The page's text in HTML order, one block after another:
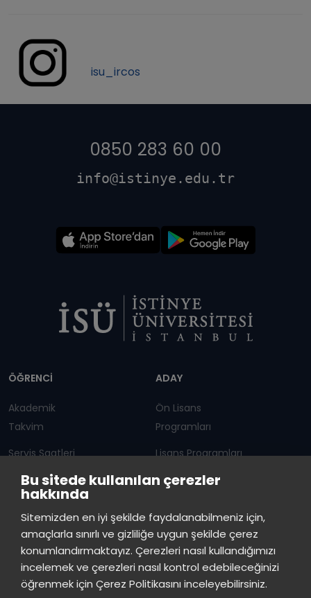
Bu sitede kullanılan çerezler
hakkında
Sitemizden en iyi şekilde faydalanabilmeniz için,
amaçlarla sınırlı ve gizliliğe uygun şekilde çerez
konumlandırmaktayız. Çerezleri nasıl kullandığımızı
incelemek ve çerezleri nasıl kontrol edebileceğinizi
öğrenmek için Çerez Politikasını inceleyebilirsiniz.
isu_ircos
0850 283 60 00
info@istinye.edu.tr
ÖĞRENCİ
Akademik
Takvim
Servis Saatleri
Duyurular
ADAY
Ön Lisans
Programları
Lisans Programları
Lisansüstü
İSTİNYE
Basın
Kiti
İhaleler İstinye Post Kampüslerimiz
çevrimiçi
İstinye Üniversitesi
Merhaba! Size nasıl yardımcı
olabilirim?